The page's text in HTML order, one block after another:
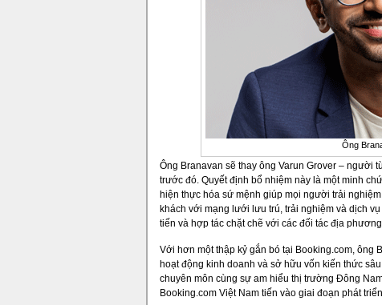
Ông
Ông Branavan sẽ thay ông Varun Grover – người
trước đó. Quyết định bổ nhiệm này là một minh
hiện thực hóa sứ mệnh giúp mọi người trải
khách với mạng lưới lưu trú, trải nghiệm và dịch
tiến và hợp tác chặt chẽ với các đối tác địa
Với hơn một thập kỷ gắn bó tại Booking.com, ông
hoạt động kinh doanh và sở hữu vốn kiến thức
chuyên môn cùng sự am hiểu thị trường Đông
Booking.com Việt Nam tiến vào giai đoạn phát